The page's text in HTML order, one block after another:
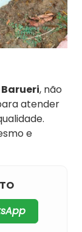
, não
atender
e